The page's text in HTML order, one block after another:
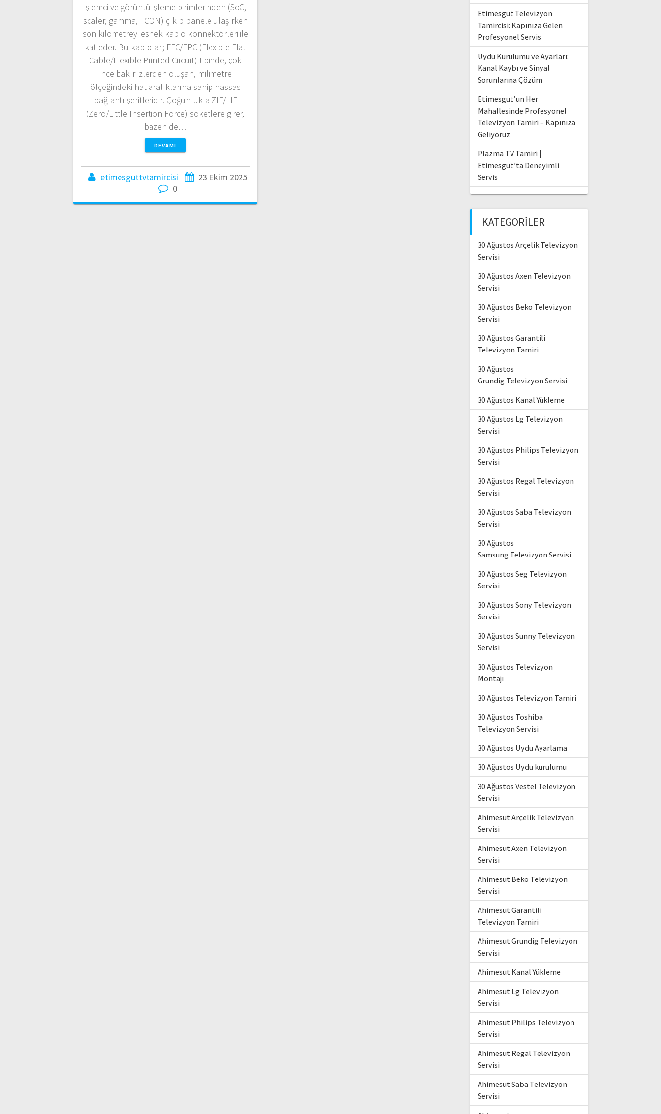
işlemci ve görüntü işleme birimlerinden (SoC,
scaler, gamma, TCON) çıkıp panele ulaşırken
son kilometreyi esnek kablo konnektörleri ile
kat eder. Bu kablolar; FFC/FPC (Flexible Flat
Cable/Flexible Printed Circuit) tipinde, çok
ince bakır izlerden oluşan, milimetre
ölçeğindeki hat aralıklarına sahip hassas
bağlantı şeritleridir. Çoğunlukla ZIF/LIF
(Zero/Little Insertion Force) soketlere girer,
bazen de…
DEVAMI
etimesguttvtamircisi
23 Ekim 2025
0
Etimesgut Televizyon
Tamircisi: Kapınıza Gelen
Profesyonel Servis
Uydu Kurulumu ve Ayarları:
Kanal Kaybı ve Sinyal
Sorunlarına Çözüm
Etimesgut’un Her
Mahallesinde Profesyonel
Televizyon Tamiri – Kapınıza
Geliyoruz
Plazma TV Tamiri |
Etimesgut’ta Deneyimli
Servis
KATEGORILER
30 Ağustos Arçelik Televizyon
Servisi
30 Ağustos Axen Televizyon
Servisi
30 Ağustos Beko Televizyon
Servisi
30 Ağustos Garantili
Televizyon Tamiri
30 Ağustos
Grundig Televizyon Servisi
30 Ağustos Kanal Yükleme
30 Ağustos Lg Televizyon
Servisi
30 Ağustos Philips Televizyon
Servisi
30 Ağustos Regal Televizyon
Servisi
30 Ağustos Saba Televizyon
Servisi
30 Ağustos
Samsung Televizyon Servisi
30 Ağustos Seg Televizyon
Servisi
30 Ağustos Sony Televizyon
Servisi
30 Ağustos Sunny Televizyon
Servisi
30 Ağustos Televizyon
Montajı
30 Ağustos Televizyon Tamiri
30 Ağustos Toshiba
Televizyon Servisi
30 Ağustos Uydu Ayarlama
30 Ağustos Uydu kurulumu
30 Ağustos Vestel Televizyon
Servisi
Ahimesut Arçelik Televizyon
Servisi
Ahimesut Axen Televizyon
Servisi
Ahimesut Beko Televizyon
Servisi
Ahimesut Garantili
Televizyon Tamiri
Ahimesut Grundig Televizyon
Servisi
Ahimesut Kanal Yükleme
Ahimesut Lg Televizyon
Servisi
Ahimesut Philips Televizyon
Servisi
Ahimesut Regal Televizyon
Servisi
Ahimesut Saba Televizyon
Servisi